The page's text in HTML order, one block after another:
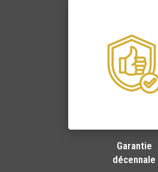
Garantie
décennale